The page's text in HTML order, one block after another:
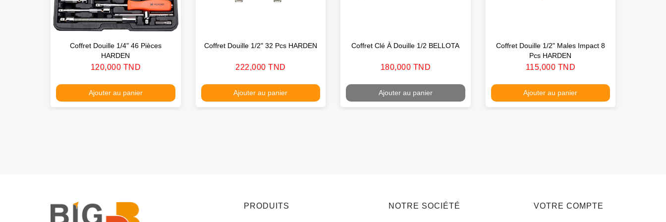
Coffret Douille 1/4" 46 Pièces
HARDEN
Prix
120,000 TND
Ajouter au panier
Coffret Douille 1/2" 32 Pcs HARDEN
Prix
222,000 TND
Ajouter au panier
Coffret Clé À Douille 1/2 BELLOTA
Prix
180,000 TND
Ajouter au panier
Coffret Douille 1/2" Males Impact 8
Pcs HARDEN
Prix
115,000 TND
Ajouter au panier
PRODUITS NOTRE SOCIÉTÉ VOTRE COMPTE